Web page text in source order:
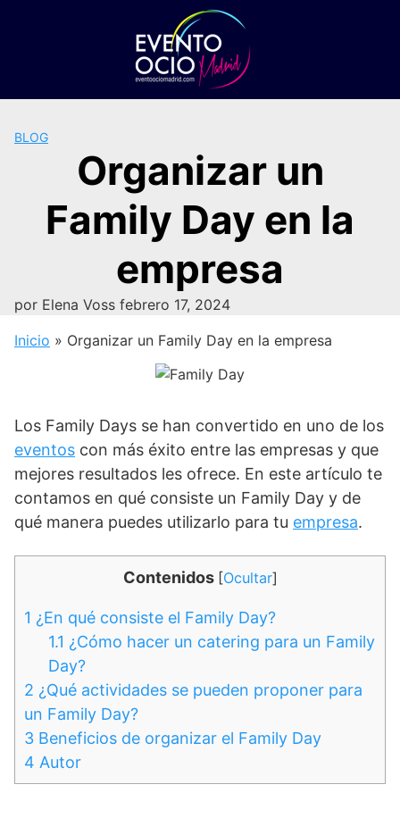
BLOG
Organizar un
Family Day en la
empresa
por Elena Voss febrero 17, 2024
Inicio » Organizar un Family Day en la empresa
Los Family Days se han convertido en uno de los
eventos con más éxito entre las empresas y que
mejores resultados les ofrece. En este artículo te
contamos en qué consiste un Family Day y de
qué manera puedes utilizarlo para tu empresa.
Contenidos [Ocultar]
1 ¿En qué consiste el Family Day?
1.1 ¿Cómo hacer un catering para un Family
Day?
2 ¿Qué actividades se pueden proponer para
un Family Day?
3 Beneficios de organizar el Family Day
4 Autor